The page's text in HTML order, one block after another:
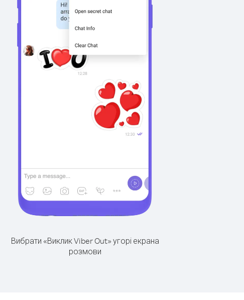
Вибрати «Виклик Viber Out» угорі екрана
розмови